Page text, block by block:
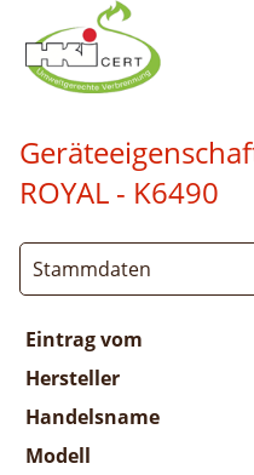
ROYAL - K6490
Stammdaten
Eintrag vom
Hersteller
Handelsname
Modell